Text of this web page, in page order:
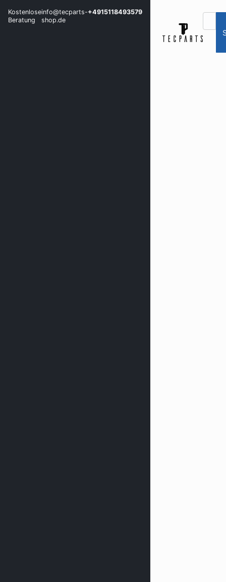
Kostenlose
Beratung
info@tecparts-
shop.de
+4915118493579